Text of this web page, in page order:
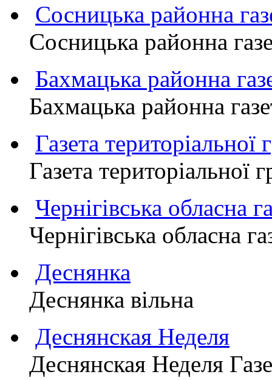
Сосницька районна
Сосницька районна
Бахмацька районна
Бахмацька районна
Газета
Газета
Чернігівська обласна
Чернігівська обласна
Деснянка
Деснянка вільна
Деснянская Неделя
Деснянская Неделя